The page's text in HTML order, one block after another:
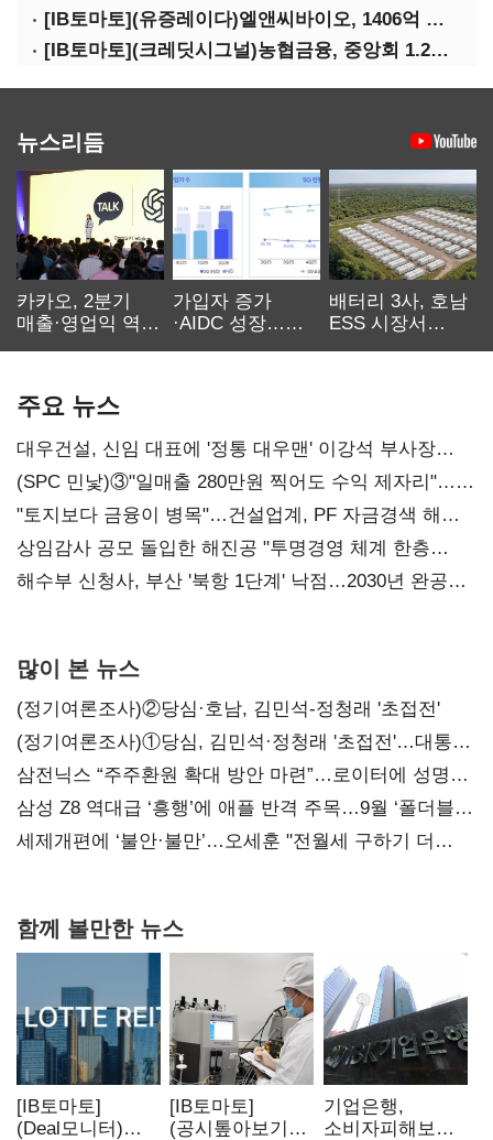
[IB토마토](유증레이다)엘앤씨바이오, 1406억 유증…최대주주는 절반만 청약
[IB토마토](크레딧시그널)농협금융, 중앙회 1.2조 지원받아 생산적금융 확대
뉴스리듬
카카오, 2분기
매출·영업익 역대
가입자 증가
·AIDC 성장…
배터리 3사, 호남
ESS 시장서
주요 뉴스
대우건설, 신임 대표에 '정통 대우맨' 이강석 부사장
내정
(SPC 민낯)③"일매출 280만원 찍어도 수익 제자리"…
점주 울리는 '상시 할인'
"토지보다 금융이 병목"…건설업계, PF 자금경색 해소
목소리
상임감사 공모 돌입한 해진공 "투명경영 체계 한층
강화"
해수부 신청사, 부산 '북항 1단계' 낙점…2030년 완공
많이 본 뉴스
(정기여론조사)②당심·호남, 김민석-정청래 '초접전'
(정기여론조사)①당심, 김민석·정청래 '초접전'…대통령
지지도 '50% 아래로'(종합)
삼전닉스 “주주환원 확대 방안 마련”…로이터에 성명
보내
삼성 Z8 역대급 ‘흥행’에 애플 반격 주목…9월 ‘폴더블
대전’
세제개편에 ‘불안·불만’…오세훈 "전월세 구하기 더
함께 볼만한 뉴스
[IB토마토]
(Deal모니터)
[IB토마토]
(공시톺아보기)
기업은행,
소비자피해보상